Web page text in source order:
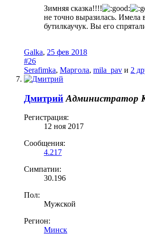
Зимняя сказка!!!!
не точно выразилась. Имела
бутилкаучук. Вы его
Galka, 25 фев 2018
#26
Serafimka, Маргола, mila_pav и 2
Дмитрий Администратор
Регистрация:
12 ноя 2017
Сообщения:
4.217
Симпатии:
30.196
Пол:
Мужской
Регион:
Минск